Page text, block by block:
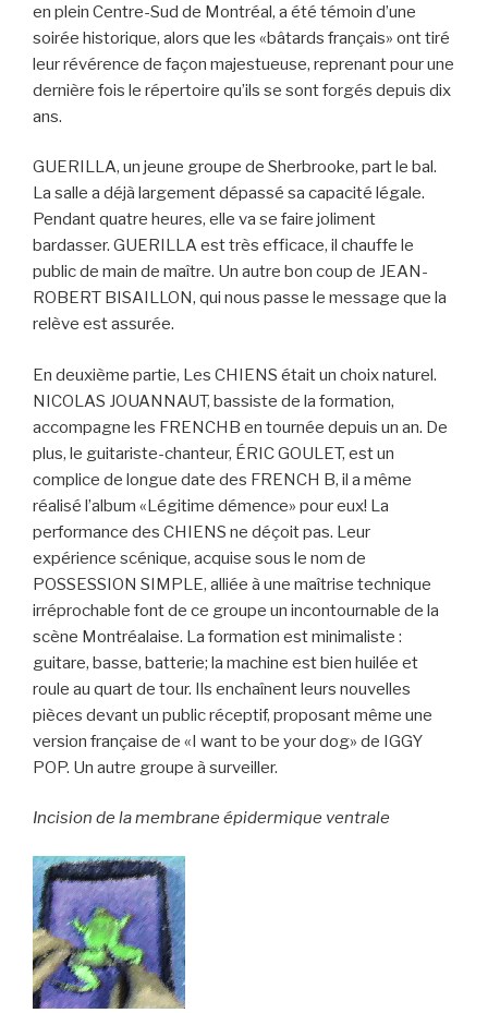
en plein Centre-Sud de Montréal, a été témoin d’une
soirée historique, alors que les «bâtards français» ont tiré
leur révérence de façon majestueuse, reprenant pour une
dernière fois le répertoire qu’ils se sont forgés depuis dix
ans.
GUERILLA, un jeune groupe de Sherbrooke, part le bal.
La salle a déjà largement dépassé sa capacité légale.
Pendant quatre heures, elle va se faire joliment
bardasser. GUERILLA est très efficace, il chauffe le
public de main de maître. Un autre bon coup de JEAN-
ROBERT BISAILLON, qui nous passe le message que la
relève est assurée.
En deuxième partie, Les CHIENS était un choix naturel.
NICOLAS JOUANNAUT, bassiste de la formation,
accompagne les FRENCHB en tournée depuis un an. De
plus, le guitariste-chanteur, ÉRIC GOULET, est un
complice de longue date des FRENCH B, il a même
réalisé l’album «Légitime démence» pour eux! La
performance des CHIENS ne déçoit pas. Leur
expérience scénique, acquise sous le nom de
POSSESSION SIMPLE, alliée à une maîtrise technique
irréprochable font de ce groupe un incontournable de la
scène Montréalaise. La formation est minimaliste :
guitare, basse, batterie; la machine est bien huilée et
roule au quart de tour. Ils enchaînent leurs nouvelles
pièces devant un public réceptif, proposant même une
version française de «I want to be your dog» de IGGY
POP. Un autre groupe à surveiller.
Incision de la membrane épidermique ventrale